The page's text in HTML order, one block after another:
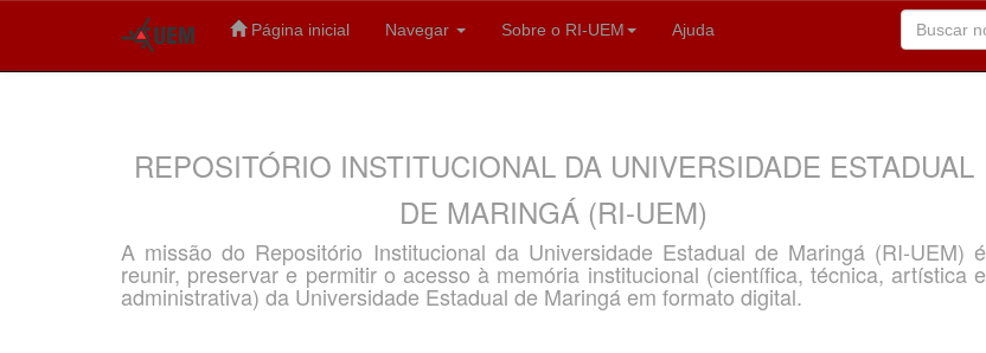
Página inicial Navegar Sobre o RI-UEM Ajuda
REPOSITÓRIO INSTITUCIONAL DA UNIVERSIDADE ESTADUAL
DE MARINGÁ (RI-UEM)
A missão do Repositório Institucional da Universidade Estadual de Maringá (RI-UEM) é
reunir, preservar e permitir o acesso à memória institucional (científica, técnica, artística e
administrativa) da Universidade Estadual de Maringá em formato digital.